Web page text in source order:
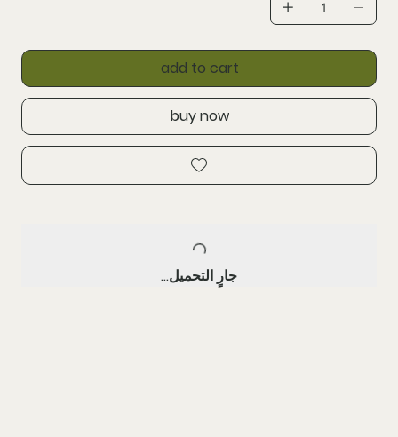
add to cart
buy now
جارٍ التحميل...